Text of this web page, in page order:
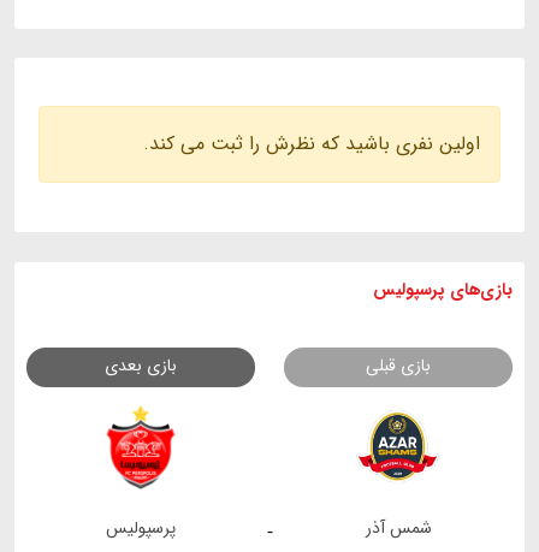
اولین نفری باشید که نظرش را ثبت می کند.
بازی های پرسپولیس
بازی قبلی بازی بعدی
- شمس آذر پرسپولیس